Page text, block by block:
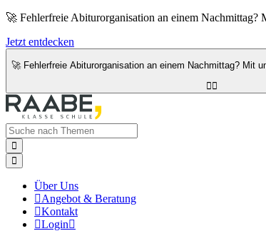
🚀 Fehlerfreie Abiturorganisation an einem Nachmittag?
Jetzt entdecken
🚀 Fehlerfreie Abiturorganisation an einem Nachmittag? Mit



Über Uns
Angebot & Beratung
Kontakt
Login